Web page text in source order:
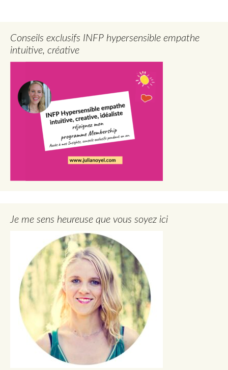
Conseils exclusifs INFP hypersensible empathe
intuitive, créative
Je me sens heureuse que vous soyez ici